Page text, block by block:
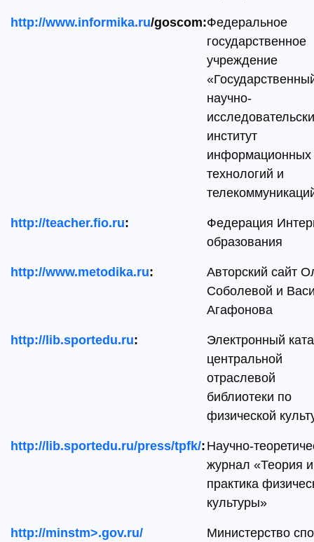
http://www.informika.ru/goscom:Федеральное
государственное
учреждение
научно-
институт
информационных
технологий и
http://teacher.fio.ru:
Федерация
образования
http://www.metodika.ru:
Авторский сайт
Соболевой и
Агафонова
http://lib.sportedu.ru:
Электронный
центральной
отраслевой
библиотеки по
физической
http://lib.sportedu.ru/press/tpfk/: Научно-
журнал «Теория и
практика
культуры»
http://minstm>.gov.ru/
Министерство